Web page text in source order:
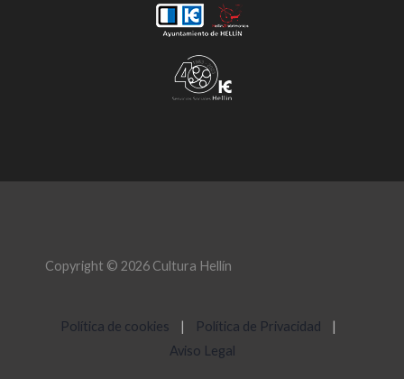
Copyright © 2026 Cultura Hellín
Política de cookies | Política de Privacidad
|
Aviso Legal